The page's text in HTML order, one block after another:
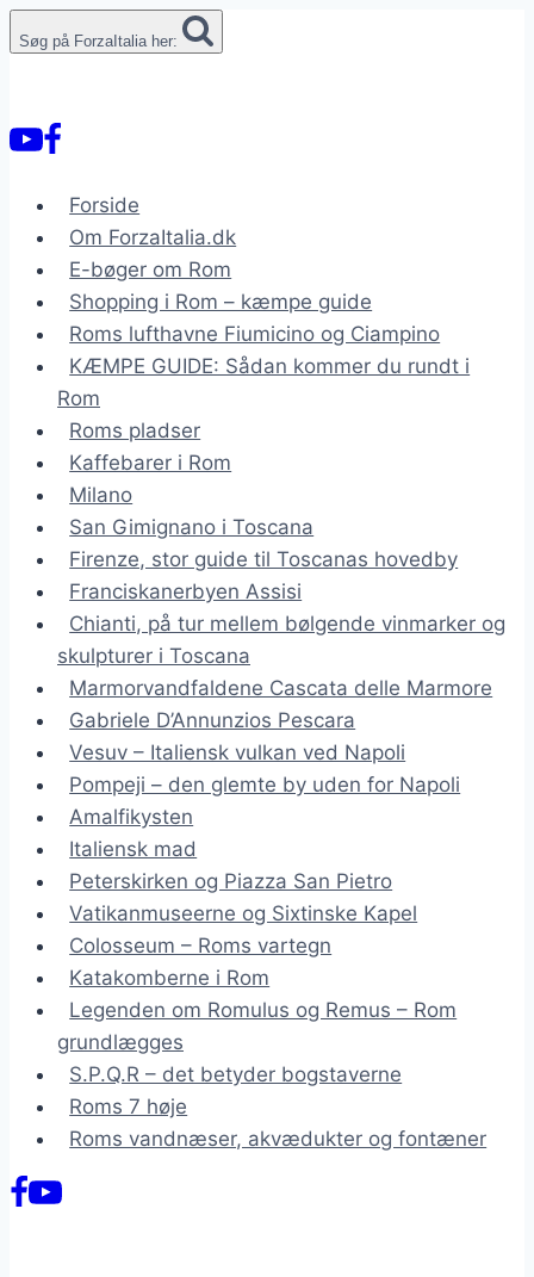
til
Søg på ForzaItalia her:
Forside
Om ForzaItalia.dk
E-bøger om Rom
Shopping i Rom – kæmpe guide
Roms lufthavne Fiumicino og Ciampino
KÆMPE GUIDE: Sådan kommer du rundt i
Rom
Roms pladser
Kaffebarer i Rom
Milano
San Gimignano i Toscana
Firenze, stor guide til Toscanas hovedby
Franciskanerbyen Assisi
Chianti, på tur mellem bølgende vinmarker og
skulpturer i Toscana
Marmorvandfaldene Cascata delle Marmore
Gabriele D’Annunzios Pescara
Vesuv – Italiensk vulkan ved Napoli
Pompeji – den glemte by uden for Napoli
Amalfikysten
Italiensk mad
Peterskirken og Piazza San Pietro
Vatikanmuseerne og Sixtinske Kapel
Colosseum – Roms vartegn
Katakomberne i Rom
Legenden om Romulus og Remus – Rom
grundlægges
S.P.Q.R – det betyder bogstaverne
Roms 7 høje
Roms vandnæser, akvædukter og fontæner